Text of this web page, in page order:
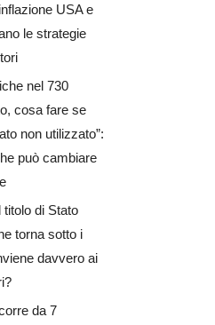
USA e
le strategie
nel 730
cosa fare se
non utilizzato”:
può cambiare
titolo di Stato
torna sotto i
davvero ai
da 7